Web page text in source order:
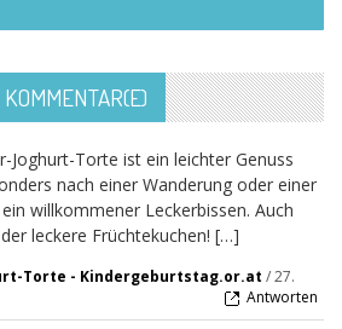
KOMMENTAR(E)
Joghurt-Torte ist ein leichter Genuss
nach einer Wanderung oder einer
willkommener Leckerbissen. Auch
leckere Früchtekuchen! […]
Torte - Kindergeburtstag.or.at /27.
Antworten